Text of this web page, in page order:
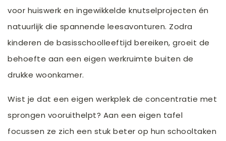
voor huiswerk en ingewikkelde knutselprojecten én
natuurlijk die spannende leesavonturen. Zodra
kinderen de basisschoolleeftijd bereiken, groeit de
behoefte aan een eigen werkruimte buiten de
drukke woonkamer.
Wist je dat een eigen werkplek de concentratie met
sprongen vooruithelpt? Aan een eigen tafel
focussen ze zich een stuk beter op hun schooltaken